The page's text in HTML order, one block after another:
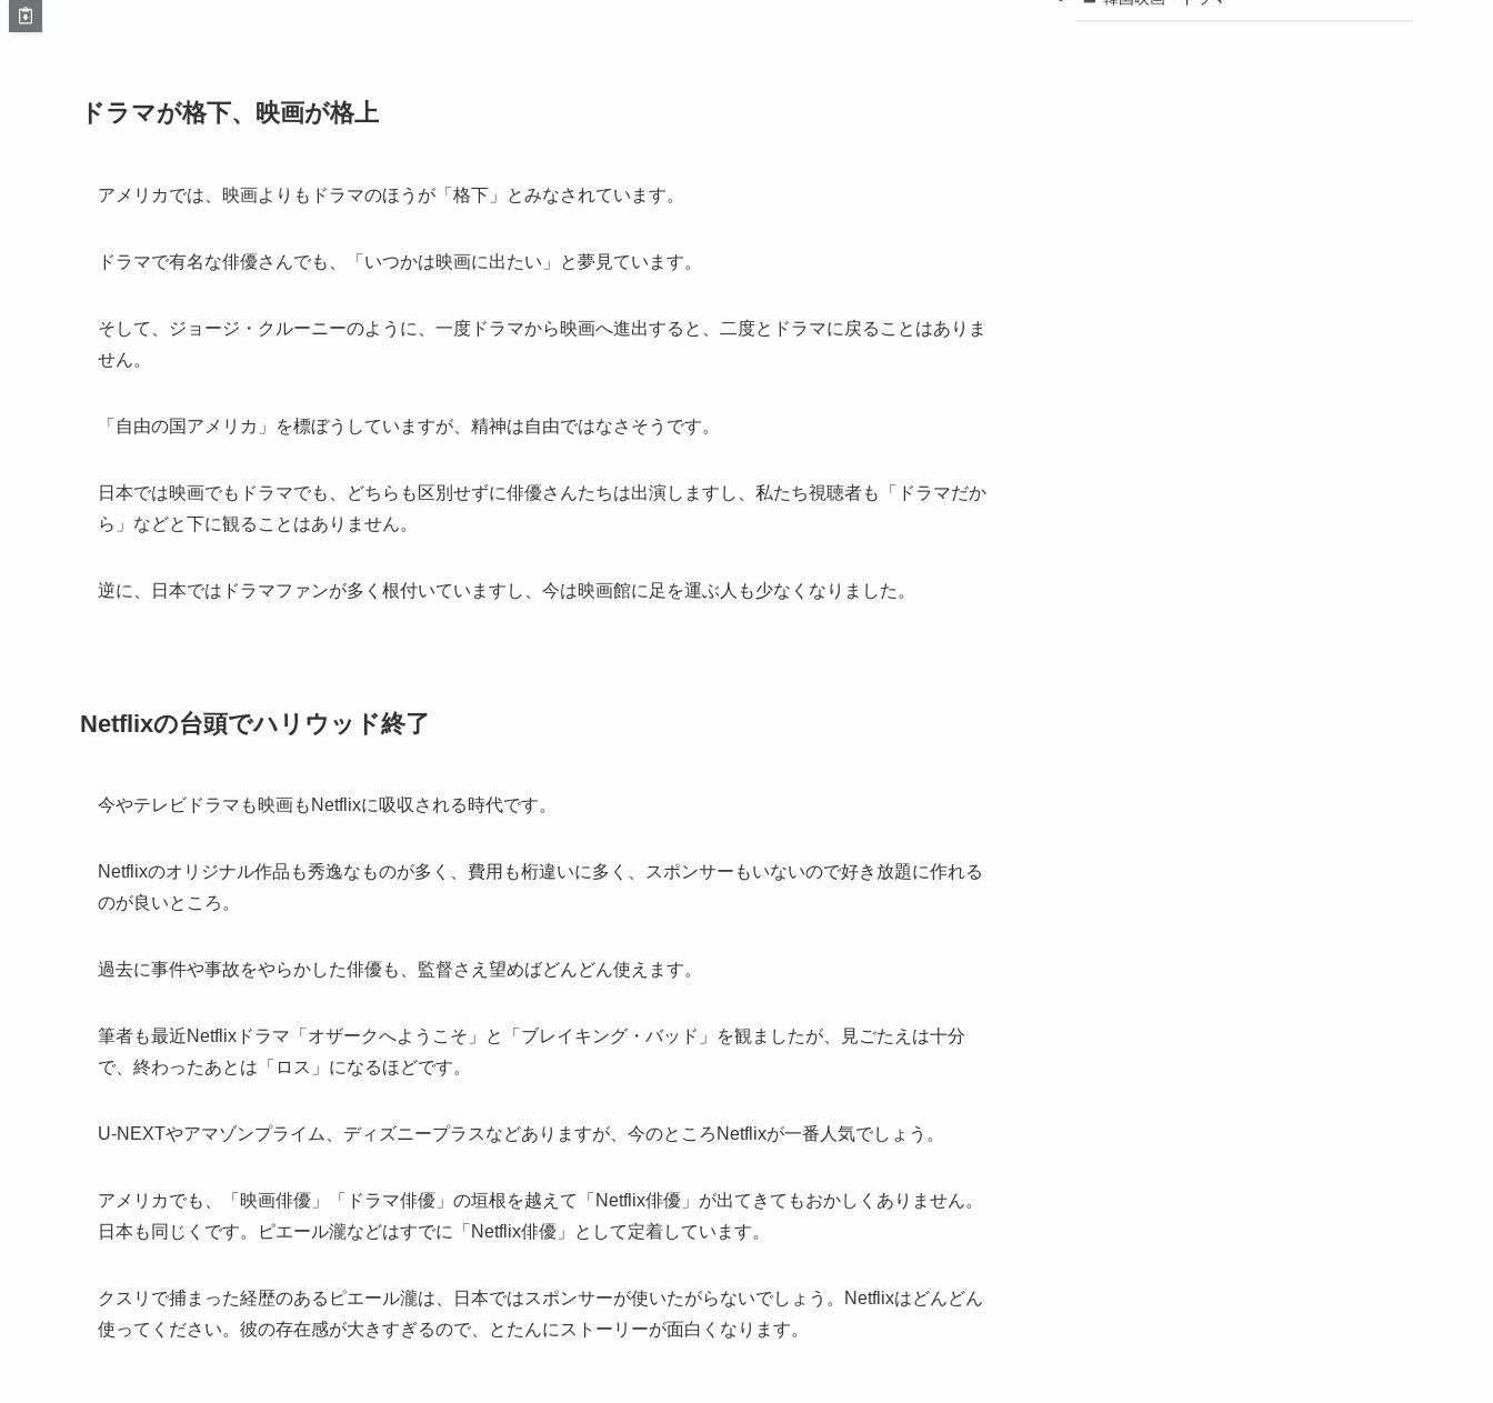
ドラマが格下、映画が格上
アメリカでは、映画よりもドラマのほうが「格下」とみなされています。
ドラマで有名な俳優さんでも、「いつかは映画に出たい」と夢見ています。
そして、ジョージ・クルーニーのように、一度ドラマから映画へ進出すると、二度とドラマに戻ることはありま
せん。
「自由の国アメリカ」を標ぼうしていますが、精神は自由ではなさそうです。
日本では映画でもドラマでも、どちらも区別せずに俳優さんたちは出演しますし、私たち視聴者も「ドラマだか
ら」などと下に観ることはありません。
逆に、日本ではドラマファンが多く根付いていますし、今は映画館に足を運ぶ人も少なくなりました。
Netflixの台頭でハリウッド終了
今やテレビドラマも映画もNetflixに吸収される時代です。
Netflixのオリジナル作品も秀逸なものが多く、費用も桁違いに多く、スポンサーもいないので好き放題に作れる
のが良いところ。
過去に事件や事故をやらかした俳優も、監督さえ望めばどんどん使えます。
筆者も最近Netflixドラマ「オザークへようこそ」と「ブレイキング・バッド」を観ましたが、見ごたえは十分
で、終わったあとは「ロス」になるほどです。
U-NEXTやアマゾンプライム、ディズニープラスなどありますが、今のところNetflixが一番人気でしょう。
アメリカでも、「映画俳優」「ドラマ俳優」の垣根を越えて「Netflix俳優」が出てきてもおかしくありません。
日本も同じくです。ピエール瀧などはすでに「Netflix俳優」として定着しています。
クスリで捕まった経歴のあるピエール瀧は、日本ではスポンサーが使いたがらないでしょう。Netflixはどんどん
使ってください。彼の存在感が大きすぎるので、とたんにストーリーが面白くなります。